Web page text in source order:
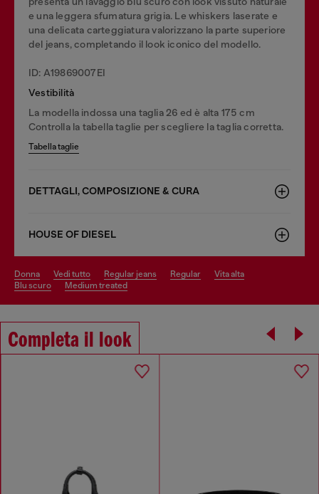
e una leggera sfumatura grigia. Le whiskers laserate e
una delicata carteggiatura valorizzano la parte superiore
del jeans, completando il look iconico del modello.
ID: A19869007EI
Vestibilità
La modella indossa una taglia 26 ed è alta 175 cm
Controlla la tabella taglie per scegliere la taglia corretta.
Tabella taglie
DETTAGLI, COMPOSIZIONE & CURA
HOUSE OF DIESEL
donna vedi tutto regular jeans regular
vita alta
blu scuro
medium treated
Completa il look